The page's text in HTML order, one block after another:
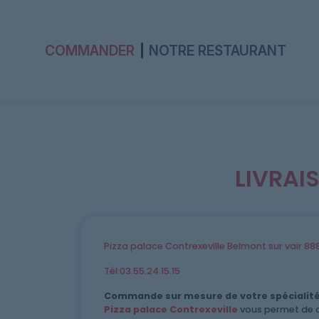
Mentions Légales
COMMANDER NOTRE RESTAURANT
Pizza palace Contrexeville Belmont sur vair
Tél:03.55.24.15.15
Commande sur mesure de votre
Pizza palace Contrexeville vous permet de